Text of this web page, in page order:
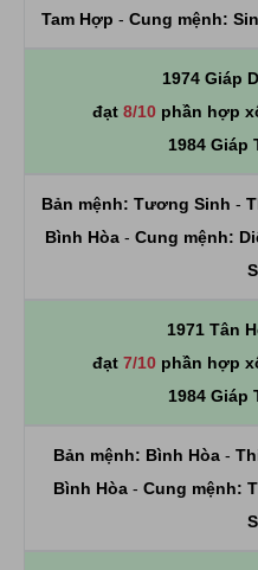
Tam Hợp - Cung mệnh:
1974 Giáp
đạt 8/10phần hợp
1984 Giáp
Bản mệnh: Tương Sinh -
Bình Hòa - Cung mệnh:
1971 Tân
đạt 7/10phần hợp
1984 Giáp
Bản mệnh: Bình Hòa-
Bình Hòa - Cung mệnh: